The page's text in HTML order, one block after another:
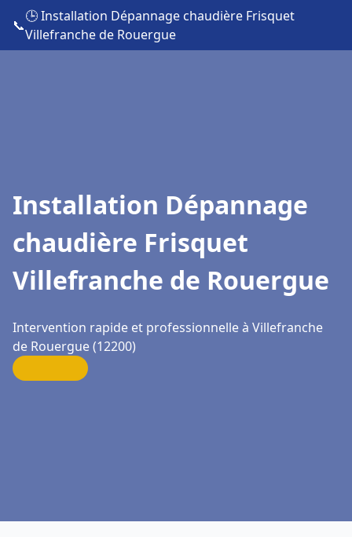
📞
🕒 Installation Dépannage chaudière Frisquet
Villefranche de Rouergue
Installation Dépannage
chaudière Frisquet
Villefranche de Rouergue
Intervention rapide et professionnelle à Villefranche
de Rouergue (12200)